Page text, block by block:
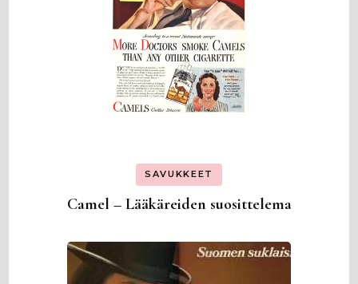
SAVUKKEET
Camel – Lääkäreiden suosittelema